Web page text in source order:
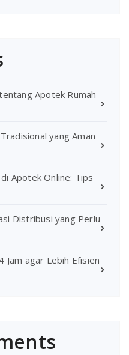
Apotek Rumah
yang Aman
Apotek Online: Tips
Distribusi yang Perlu
Jam agar Lebih Efisien